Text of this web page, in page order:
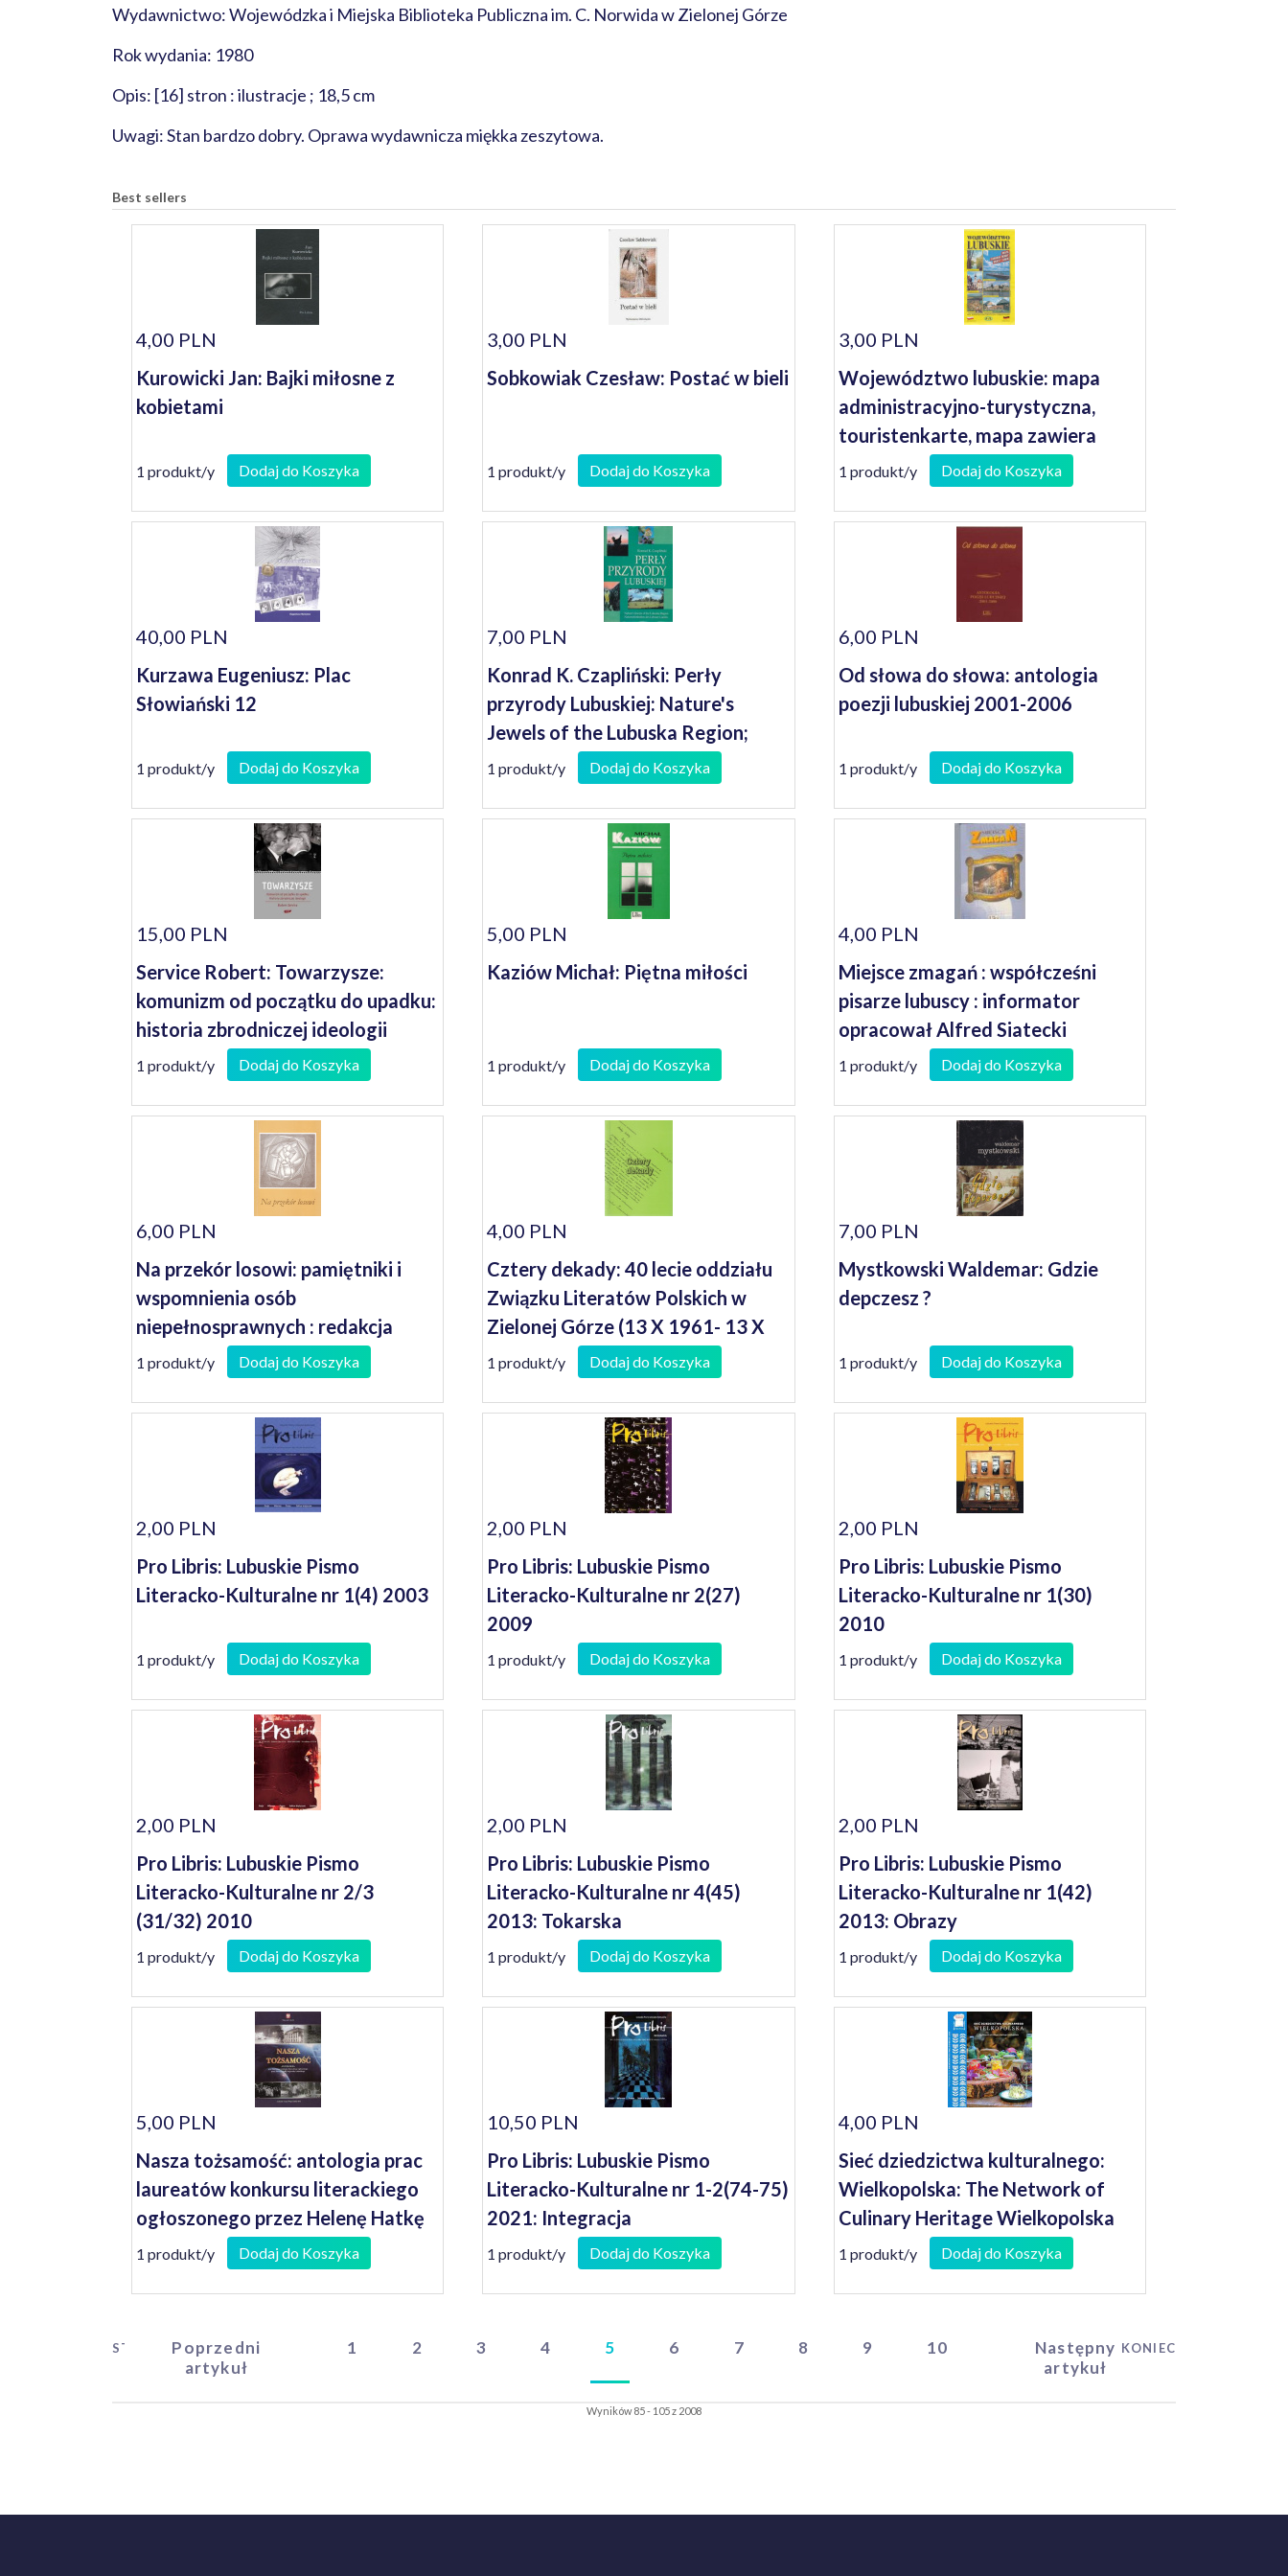
Wydawnictwo: Wojewódzka i Miejska Biblioteka Publiczna im. C. Norwida w Zielonej Górze
Rok wydania: 1980
Opis: [16] stron : ilustracje ; 18,5 cm
Uwagi: Stan bardzo dobry. Oprawa wydawnicza miękka zeszytowa.
Best sellers
4,00 PLN
Kurowicki Jan: Bajki miłosne z
kobietami
1 produkt/y Dodaj do Koszyka
3,00 PLN
Sobkowiak Czesław: Postać w bieli
1 produkt/y Dodaj do Koszyka
3,00 PLN
Województwo lubuskie: mapa
administracyjno-turystyczna,
touristenkarte, mapa zawiera
herby miast i gmin 1: 200 000
1 produkt/y Dodaj do Koszyka
40,00 PLN
Kurzawa Eugeniusz: Plac
Słowiański 12
1 produkt/y Dodaj do Koszyka
7,00 PLN
Konrad K. Czapliński: Perły
przyrody Lubuskiej: Nature's
Jewels of the Lubuska Region;
Naturschoneiten des Lebuser
1 produkt/y Dodaj do Koszyka
6,00 PLN
Od słowa do słowa: antologia
poezji lubuskiej 2001-2006
1 produkt/y Dodaj do Koszyka
15,00 PLN
Service Robert: Towarzysze:
komunizm od początku do upadku:
historia zbrodniczej ideologii
1 produkt/y Dodaj do Koszyka
5,00 PLN
Kaziów Michał: Piętna miłości
1 produkt/y Dodaj do Koszyka
4,00 PLN
Miejsce zmagań : współcześni
pisarze lubuscy : informator
opracował Alfred Siatecki
1 produkt/y Dodaj do Koszyka
6,00 PLN
Na przekór losowi: pamiętniki i
wspomnienia osób
niepełnosprawnych : redakcja
Janusz Koniusz
1 produkt/y Dodaj do Koszyka
4,00 PLN
Cztery dekady: 40 lecie oddziału
Związku Literatów Polskich w
Zielonej Górze (13 X 1961- 13 X
2001)
1 produkt/y Dodaj do Koszyka
7,00 PLN
Mystkowski Waldemar: Gdzie
depczesz ?
1 produkt/y Dodaj do Koszyka
2,00 PLN
Pro Libris: Lubuskie Pismo
Literacko-Kulturalne nr 1(4) 2003
1 produkt/y Dodaj do Koszyka
2,00 PLN
Pro Libris: Lubuskie Pismo
Literacko-Kulturalne nr 2(27)
2009
1 produkt/y Dodaj do Koszyka
2,00 PLN
Pro Libris: Lubuskie Pismo
Literacko-Kulturalne nr 1(30)
2010
1 produkt/y Dodaj do Koszyka
2,00 PLN
Pro Libris: Lubuskie Pismo
Literacko-Kulturalne nr 2/3
(31/32) 2010
1 produkt/y Dodaj do Koszyka
2,00 PLN
Pro Libris: Lubuskie Pismo
Literacko-Kulturalne nr 4(45)
2013: Tokarska
1 produkt/y Dodaj do Koszyka
2,00 PLN
Pro Libris: Lubuskie Pismo
Literacko-Kulturalne nr 1(42)
2013: Obrazy
1 produkt/y Dodaj do Koszyka
5,00 PLN
Nasza tożsamość: antologia prac
laureatów konkursu literackiego
ogłoszonego przez Helenę Hatkę
Wojewodę Lubuskiego
1 produkt/y Dodaj do Koszyka
10,50 PLN
Pro Libris: Lubuskie Pismo
Literacko-Kulturalne nr 1-2(74-75)
2021: Integracja
1 produkt/y Dodaj do Koszyka
4,00 PLN
Sieć dziedzictwa kulturalnego:
Wielkopolska: The Network of
Culinary Heritage Wielkopolska
1 produkt/y Dodaj do Koszyka
START
Poprzedni
artykuł
1 2 3 4 5 6 7 8 9 10
Następny
artykuł
KONIEC
Wyników 85 - 105 z 2008